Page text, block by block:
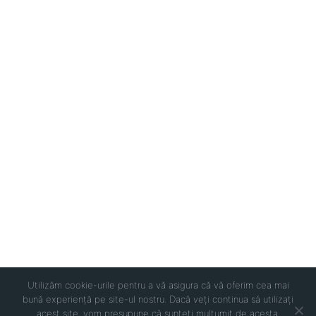
Utilizăm cookie-urile pentru a vă asigura că vă oferim cea mai
bună experiență pe site-ul nostru. Dacă veți continua să utilizați
acest site, vom presupune că sunteți mulțumit de acesta.